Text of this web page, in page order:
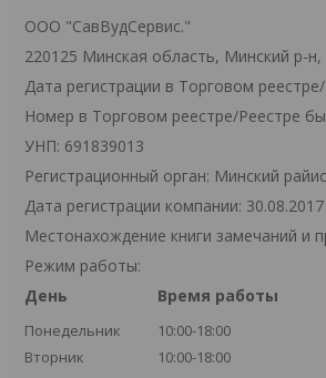
ООО "СавВудСервис."
220125 Минская область, Минский р-
Дата регистрации в Торговом
Номер в Торговом реестре/Реестре
УНП: 691839013
Регистрационный орган: Минский
Дата регистрации компании: 30.08.2017
Местонахождение книги замечаний и
Режим работы:
День
Время работы
Понедельник
10:00-18:00
Вторник
10:00-18:00